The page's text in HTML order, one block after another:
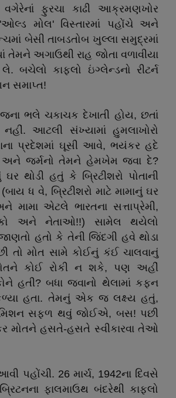
વગેરેનાં ફુરચા કાઢી આક્રમણખોર
'ઓલ્ડ મોલ' વિસ્તારમાં પહોંચે અને
બેસી તાબડતોબ ખુલ્લા સમુદ્રમાં
તેમને અગાઉથી રાહ જોતા વળાવીયા
બચેલો કાફલો ઇંગ્લેન્ડનો રીટર્ન
સમાપ્ત!
ભલે ચકાચક દેખાતી હોય, છતાં
નહીં. આટલી સંખ્યામાં હુમલાખોરો
પ્રદેશમાં ઘૂસી આવે, ભયંકર હદે
અને જર્મનો તેમને હેમખેમ જવા દે?
થોડી હતું કે બ્રિટીશરો પોતાની
ધ વે, બ્રિટીશરો માટે મામાનું ઘર
મામા એટલે ભારતના સત્તાપ્રેમી,
અને નેતાઓ!!) સામેલ થયેલો
હતો કે તેની જિંદગી હવે થોડા
તો મોત સામે કોઈનું કંઈ ચાલવાનું
કોઈ રોકી ન શકે, પણ અહીં
હતી? બધા જવાનો થેલામાં કફન
હતા. તેમનું એક જ લક્ષ્ય હતું,
સફળ થવું જોઈએ, બસ! પછી
મોતને હસતે-હસતે સ્વીકારવા તેઓ
પહોંચી. 26 માર્ચ, 1942ના દિવસે
ફાલમાઉથ બંદરેથી કાફલો